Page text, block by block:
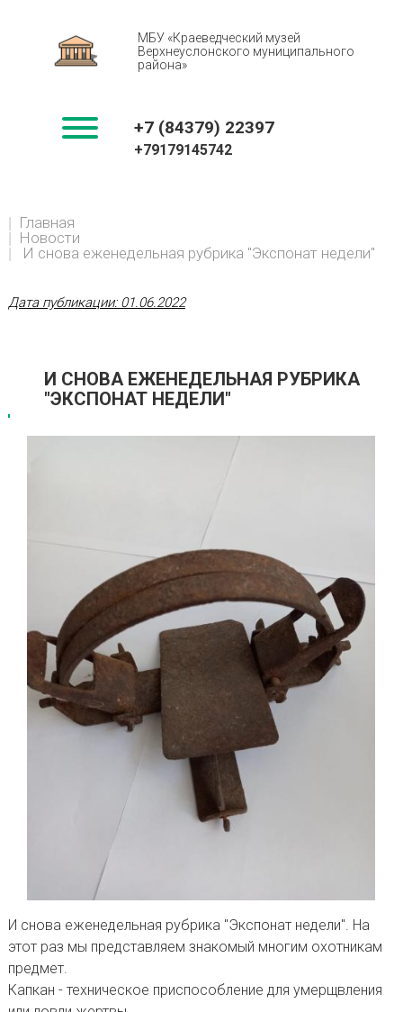
МБУ «Краеведческий музей
Верхнеуслонского муниципального
района»
+7 (84379) 22397
+79179145742
BREADCRUMBS
You
are
here:
Главная
Новости
И снова еженедельная рубрика "Экспонат недели"
Дата публикации: 01.06.2022
И СНОВА ЕЖЕНЕДЕЛЬНАЯ РУБРИКА
"ЭКСПОНАТ НЕДЕЛИ"
И снова еженедельная рубрика "Экспонат недели". На
этот раз мы представляем знакомый многим охотникам
предмет.
Капкан - техническое приспособление для умерщвления